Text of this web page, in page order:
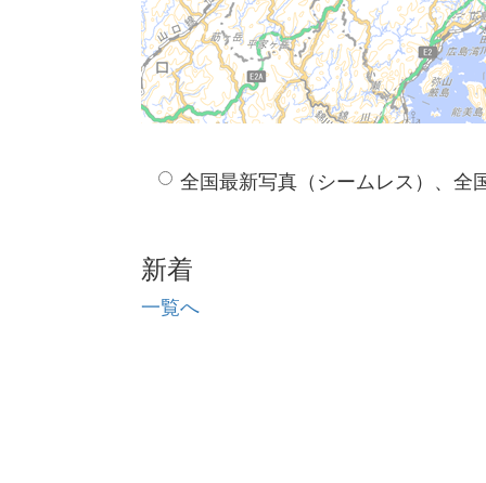
全国最新写真（シームレス）、全
新着
一覧へ